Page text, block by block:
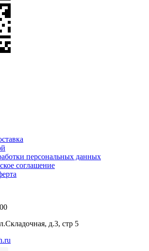
персональных данных
соглашение
д.3, стр 5